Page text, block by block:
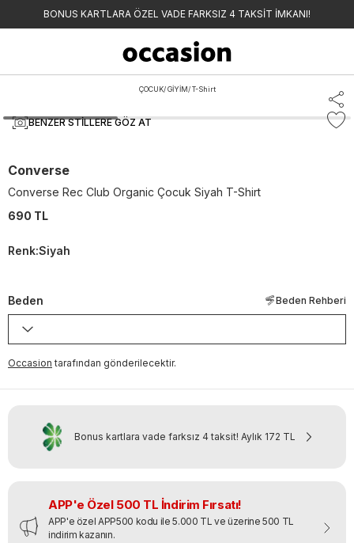
BONUS KARTLARA ÖZEL VADE FARKSIZ 4 TAKSİT İMKANI!
ÇOCUK/ GİYİM/ T-Shirt
BENZER STILLERE GÖZ AT
Converse
Converse Rec Club Organic Çocuk Siyah T-Shirt
690 TL
Renk:Siyah
Beden Beden Rehberi
Occasion tarafından gönderilecektir.
Bonus kartlara vade farksız 4 taksit! Aylık 172 TL
APP'e Özel 500 TL İndirim Fırsatı!
APP'e özel APP500 kodu ile 5.000 TL ve üzerine 500 TL
indirim kazanın.